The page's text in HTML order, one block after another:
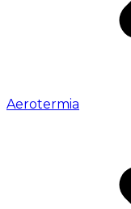
Aerotermia